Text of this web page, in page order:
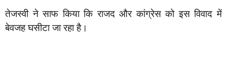
तेजस्वी ने साफ किया कि राजद और कांग्रेस को इस विवाद में
बेवजह घसीटा जा रहा है।